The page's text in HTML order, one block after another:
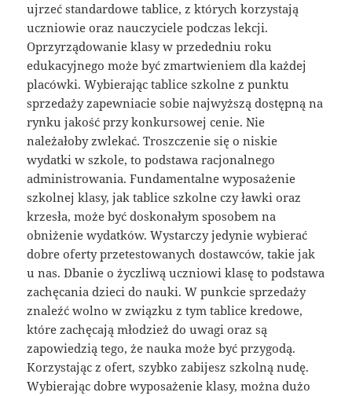
ujrzeć standardowe tablice, z których korzystają
uczniowie oraz nauczyciele podczas lekcji.
Oprzyrządowanie klasy w przededniu roku
edukacyjnego może być zmartwieniem dla każdej
placówki. Wybierając tablice szkolne z punktu
sprzedaży zapewniacie sobie najwyższą dostępną na
rynku jakość przy konkursowej cenie. Nie
należałoby zwlekać. Troszczenie się o niskie
wydatki w szkole, to podstawa racjonalnego
administrowania. Fundamentalne wyposażenie
szkolnej klasy, jak tablice szkolne czy ławki oraz
krzesła, może być doskonałym sposobem na
obniżenie wydatków. Wystarczy jedynie wybierać
dobre oferty przetestowanych dostawców, takie jak
u nas. Dbanie o życzliwą uczniowi klasę to podstawa
zachęcania dzieci do nauki. W punkcie sprzedaży
znaleźć wolno w związku z tym tablice kredowe,
które zachęcają młodzież do uwagi oraz są
zapowiedzią tego, że nauka może być przygodą.
Korzystając z ofert, szybko zabijesz szkolną nudę.
Wybierając dobre wyposażenie klasy, można dużo